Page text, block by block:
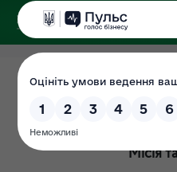
Мета
Місія